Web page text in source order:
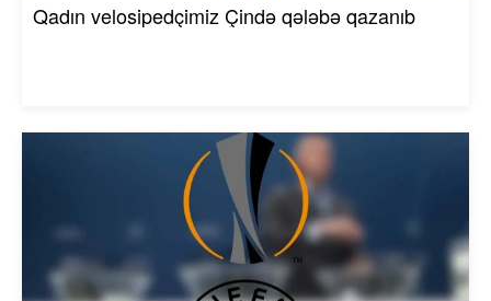
Qadın velosipedçimiz Çində qələbə qazanıb